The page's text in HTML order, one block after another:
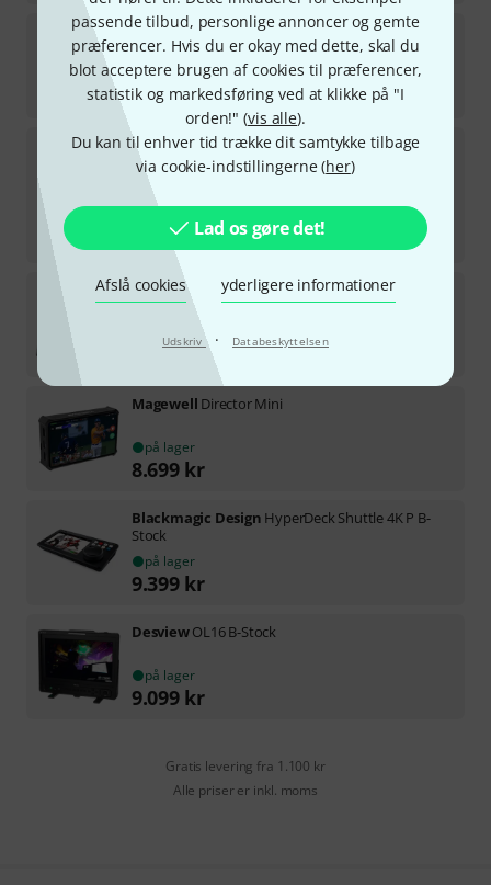
passende tilbud, personlige annoncer og gemte
præferencer. Hvis du er okay med dette, skal du
blot acceptere brugen af cookies til præferencer,
statistik og markedsføring ved at klikke på "I
orden!" (vis alle).
Du kan til enhver tid trække dit samtykke tilbage
via cookie-indstillingerne (her)
Lad os gøre det!
Afslå cookies yderligere informationer
Udskriv · Databeskyttelsen
DesviewOL14
på lager
8.099kr
YoloLivYoloBox Ultra B-Stock
på lager
10.290kr
30-dages-bedste-pris:
Desview Visual 6
2.555kr
Magewell Director Mini
på lager
8.699 kr
Blackmagic Design HyperDeck Shuttle 4K P B-
Stock
på lager
9.399 kr
DesviewOL16 B-Stock
på lager
9.099 kr
Gratis levering fra 1.100 kr
Alle priser er inkl. moms